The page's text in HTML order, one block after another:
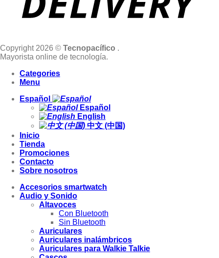
Copyright 2026 © Tecnopacífico .
Mayorista online de tecnología.
Categories
Menu
Español
Español
English
中文 (中国)
Inicio
Tienda
Promociones
Contacto
Sobre nosotros
Accesorios smartwatch
Audio y Sonido
Altavoces
Con Bluetooth
Sin Bluetooth
Auriculares
Auriculares inalámbricos
Auriculares para Walkie Talkie